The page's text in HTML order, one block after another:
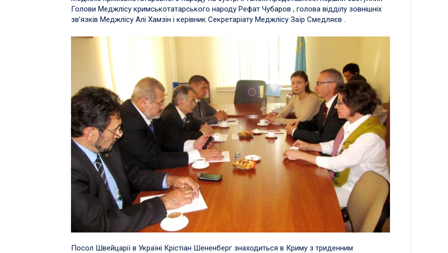
Голови Меджлісу кримськотатарського народу Рефат Чубаров , голова відділу зовнішніх
зв’язків Меджлісу Алі Хамзін і керівник Секретаріату Меджлісу Заїр Смедляєв .
Посол Швейцарії в Україні Крістіан Шененберг знаходиться в Криму з триденним